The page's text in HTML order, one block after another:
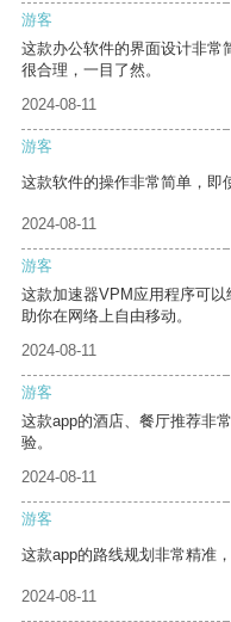
游客
这款办公软件的界面设计非常
很合理，一目了然。
2024-08-11
游客
这款软件的操作非常简单，即
2024-08-11
游客
这款加速器VPM应用程序可
助你在网络上自由移动。
2024-08-11
游客
这款app的酒店、餐厅推荐非
验。
2024-08-11
游客
这款app的路线规划非常精准
2024-08-11